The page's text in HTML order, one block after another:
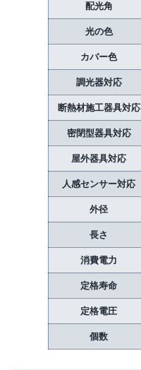
配光角
光の色
カバー色
調光器対応
断熱材施工器具対応
密閉型器具対応
屋外器具対応
人感センサー対応
外径
長さ
消費電力
定格寿命
定格電圧
個数